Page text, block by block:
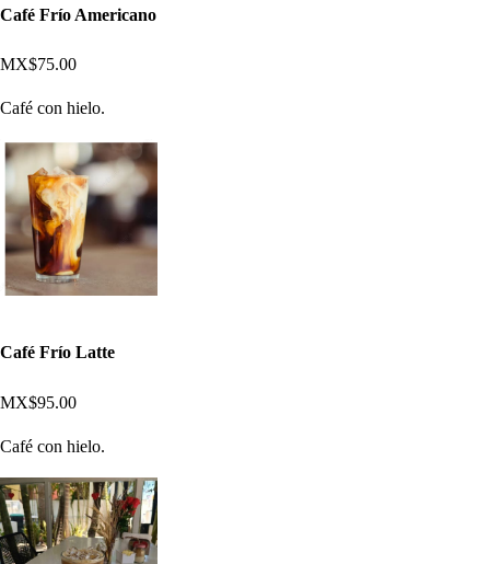
Café Frío Americano
MX$75.00
Café con hielo.
Café Frío Latte
MX$95.00
Café con hielo.